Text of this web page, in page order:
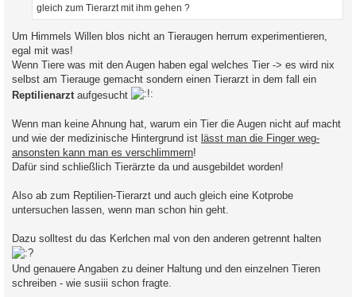
gleich zum Tierarzt mit ihm gehen ?
Um Himmels Willen blos nicht an Tieraugen herrum experimentieren,
egal mit was!
Wenn Tiere was mit den Augen haben egal welches Tier -> es wird nix
selbst am Tierauge gemacht sondern einen Tierarzt in dem fall ein
Reptilienarzt aufgesucht
Wenn man keine Ahnung hat, warum ein Tier die Augen nicht auf macht
und wie der medizinische Hintergrund ist lässt man die Finger weg-
ansonsten kann man es verschlimmern!
Dafür sind schließlich Tierärzte da und ausgebildet worden!
Also ab zum Reptilien-Tierarzt und auch gleich eine Kotprobe
untersuchen lassen, wenn man schon hin geht.
Dazu solltest du das Kerlchen mal von den anderen getrennt halten
Und genauere Angaben zu deiner Haltung und den einzelnen Tieren
schreiben - wie susiii schon fragte.